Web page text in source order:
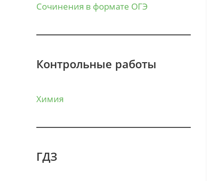
Сочинения в формате ОГЭ
Контрольные работы
Химия
ГДЗ